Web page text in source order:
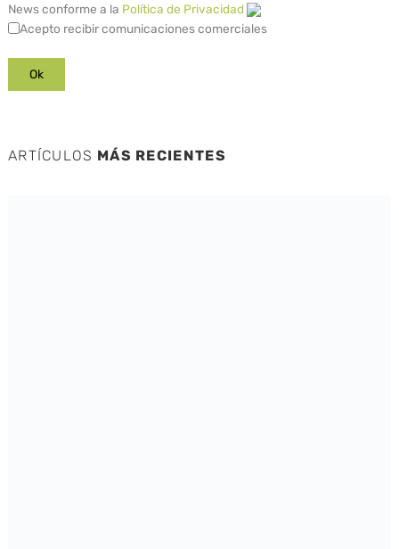
News conforme a la Política de Privacidad
Acepto recibir comunicaciones comerciales
ARTÍCULOS MÁS RECIENTES